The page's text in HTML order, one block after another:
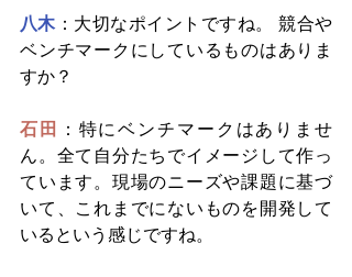
八木：大切なポイントですね。 競合や
ベンチマークにしているものはありま
すか？
石田
：特にベンチマークはありませ
ん。全て自分たちでイメージして作っ
ています。現場のニーズや課題に基づ
いて、これまでにないものを開発して
いるという感じですね。